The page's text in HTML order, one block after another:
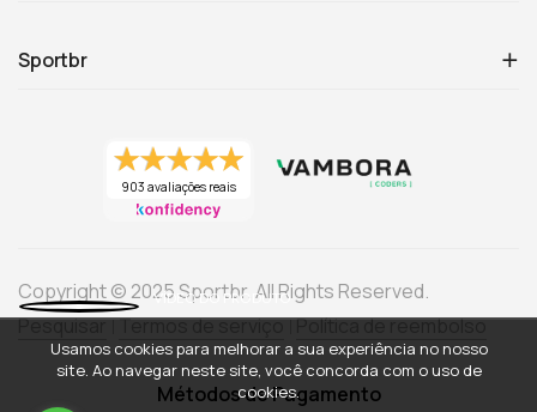
Sportbr
903 avaliações reais
Copyright © 2025 Sportbr. All Rights Reserved.
Pesquisar Termos de serviço Política de reembolso
Métodos de Pagamento
Usamos cookies para melhorar a sua experiência no nosso
site. Ao navegar neste site, você concorda com o uso de
cookies.